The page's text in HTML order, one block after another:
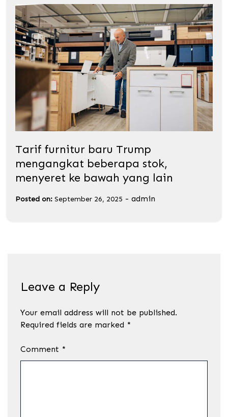
Tarif furnitur baru Trump
mengangkat beberapa stok,
menyeret ke bawah yang lain
Posted on: September 26, 2025 - admin
Leave a Reply
Your email address will not be published.
Required fields are marked *
Comment *